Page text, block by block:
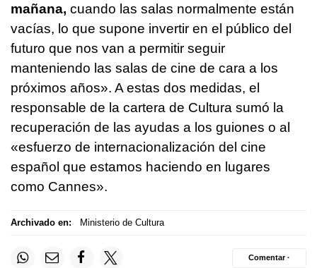
mañana, cuando las salas normalmente están
vacías, lo que supone invertir en el público del
futuro que nos van a permitir seguir
manteniendo las salas de cine de cara a los
próximos años». A estas dos medidas, el
responsable de la cartera de Cultura sumó la
recuperación de las ayudas a los guiones o al
«esfuerzo de internacionalización del cine
español que estamos haciendo en lugares
como Cannes».
Archivado en: Ministerio de Cultura
Comentar ·